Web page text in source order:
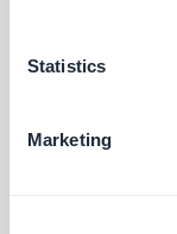
Statistics
Marketing